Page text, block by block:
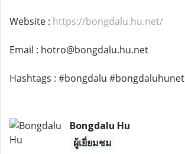
Website : https://bongdalu.hu.net/
Email : hotro@bongdalu.hu.net
Hashtags : #bongdalu #bongdaluhunet
Bongdalu Hu
ผู้เยี่ยมชม